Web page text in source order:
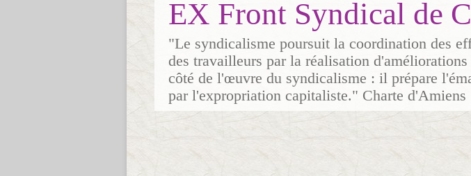
EX Front Syndical de
"Le syndicalisme poursuit la coordination des
des travailleurs par la réalisation
côté de l'œuvre du syndicalisme : il prépare
par l'expropriation capitaliste." Charte d'Amiens